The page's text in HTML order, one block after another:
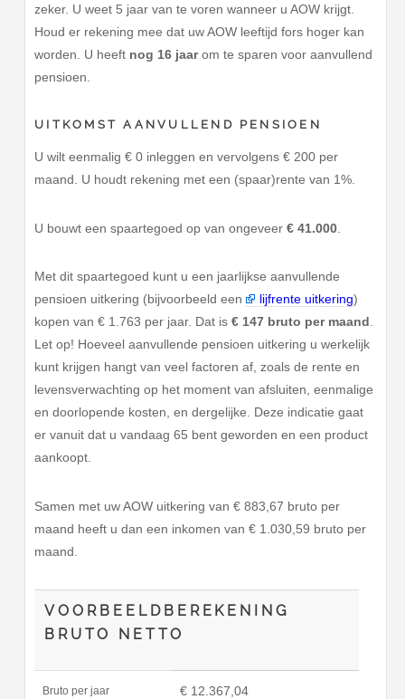
zeker. U weet 5 jaar van te voren wanneer u AOW krijgt.
Houd er rekening mee dat uw AOW leeftijd fors hoger kan
worden. U heeft nog 16 jaarom te sparen voor aanvullend
pensioen.
UITKOMST AANVULLEND PENSIOEN
U wilt eenmalig € 0 inleggen en vervolgens € 200 per
maand. U houdt rekening met een (spaar)rente van 1%.
U bouwt een spaartegoed op van ongeveer€ 41.000
Met dit spaartegoed kunt u een jaarlijkse aanvullende
pensioen uitkering (bijvoorbeeld een
lijfrente uitkering)
kopen van € 1.763 per jaar. Dat is€ 147 bruto per maand.
Let op! Hoeveel aanvullende pensioen uitkering u werkelijk
kunt krijgen hangt van veel factoren af, zoals de rente en
levensverwachting op het moment van afsluiten, eenmalige
en doorlopende kosten, en dergelijke. Deze indicatie gaat
er vanuit dat u vandaag 65 bent geworden en een product
aankoopt.
Samen met uw AOW uitkering van € 883,67 bruto per
maand heeft u dan een inkomen van € 1.030,59 bruto per
maand.
VOORBEELDBEREKENING
BRUTO NETTO
Bruto per jaar € 12.367,04